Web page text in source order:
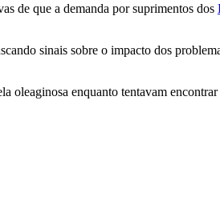
de que a demanda por suprimentos dos
sinais sobre o impacto dos
oleaginosa enquanto tentavam